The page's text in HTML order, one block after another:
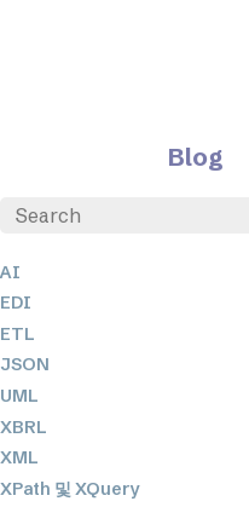
Blog
AI
EDI
ETL
JSON
UML
XBRL
XML
XPath 및 XQuery